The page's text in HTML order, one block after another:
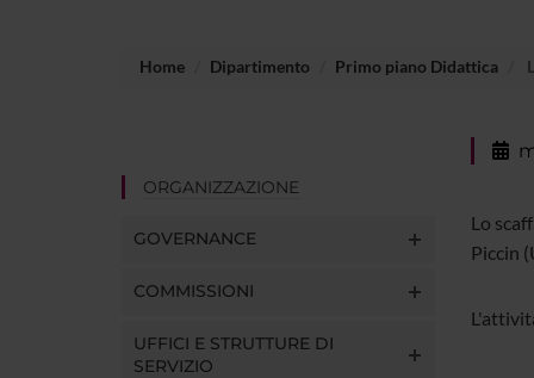
Home Dipartimento Primo piano Didattica
ORGANIZZAZIONE
GOVERNANCE
COMMISSIONI
UFFICI E STRUTTURE DI
SERVIZIO
Lo
Piccin